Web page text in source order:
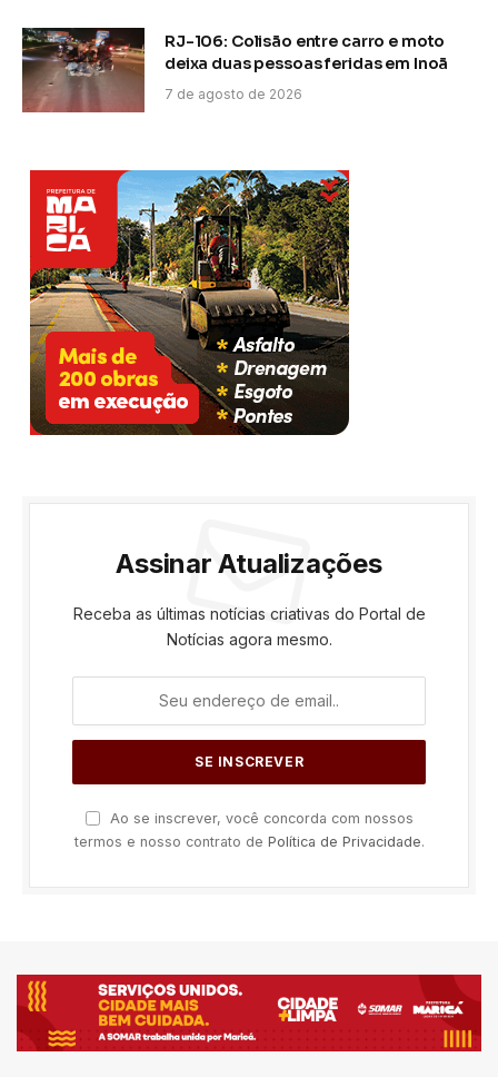
RJ-106: Colisão entre carro e moto
deixa duas pessoas feridas em Inoã
7 de agosto de 2026
Assinar Atualizações
Receba as últimas notícias criativas do Portal de
Notícias agora mesmo.
Ao se inscrever, você concorda com nossos
termos e nosso contrato de Política de Privacidade.